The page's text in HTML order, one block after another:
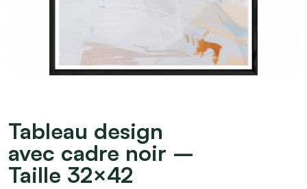
Tableau design
avec cadre noir –
Taille 32×42